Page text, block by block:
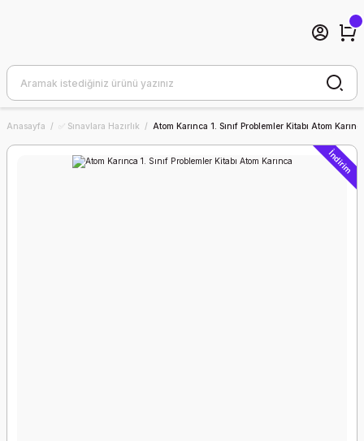
Anasayfa ✅ Sınavlara Hazırlık Atom Karınca 1. Sınıf Problemler Kitabı Atom
İndirim